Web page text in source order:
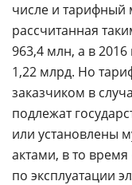
числе и тарифный
рассчитанная
963,4 млн, а в
1,22 млрд. Но
заказчиком в
подлежат
или установлены
актами, в то время
по эксплуатации